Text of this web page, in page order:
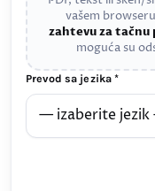
vašem
zahtevu za tačnu
moguća su
Prevod sa jezika *